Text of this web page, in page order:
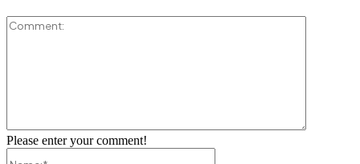
Please enter your comment!